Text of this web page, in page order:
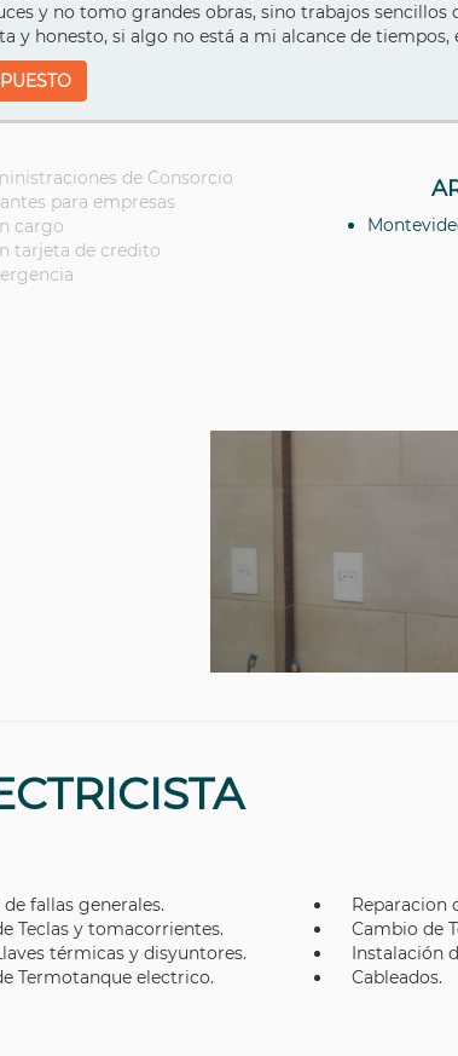
y no tomo grandes obras, sino trabajos
y honesto, si algo no está a mi alcance de
de Consorcio
para empresas
cargo
tarjeta de credito
fallas generales. Reparacion
Teclas y tomacorrientes.
Cambio de
térmicas y disyuntores.
Instalación
Termotanque electrico.
Cableados.